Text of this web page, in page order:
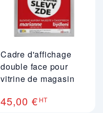
Cadre d'affichage
double face pour
vitrine de magasin
45,00 € HT